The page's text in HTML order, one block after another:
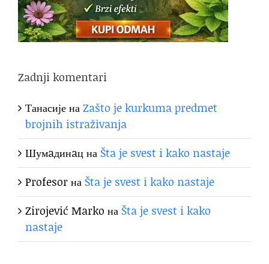
Zadnji komentari
ТанасијенаZašto je kurkuma predmet
brojnih istraživanja
Шумaдинaцна Šta je svest i kako nastaje
Profesorна Šta je svest i kako nastaje
Zirojević Marko на Šta je svest i kako
nastaje